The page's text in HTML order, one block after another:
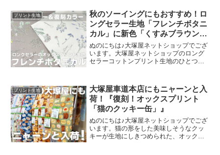
プリント生地
秋のソーイングにもおすすめ！ロ
ングセラー生地「フレンチボタニ
カル」に新色「くすみブラウン」
が登場！
ぬのにちは♪大塚屋ネットショップでござ
います。大塚屋ネットショップのロング
セラーコットンプリント生地のひとつ
た「ペールピンク」の再販が、この度決
定いたしました。2026
プリント生地
大塚屋車道本店にもニャーンと入
荷！『復刻！オックスプリント
「猫のクッキー缶」』
ぬのにちは♪大塚屋ネットショップでござ
います。猫の形をした美味しそうなクッ
キーが生地にしきつめられた、オックス